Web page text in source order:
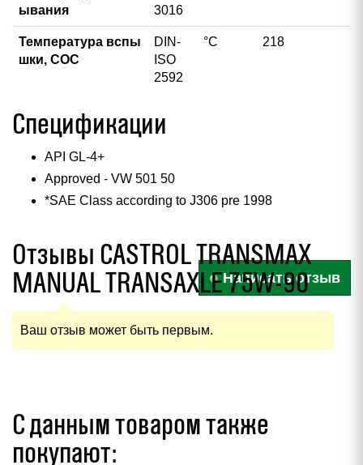
ывания
3016
Температура вспы
шки, СОС
DIN-
ISO
2592
°С 218
Спецификации
API GL-4+
Approved - VW 501 50
*SAE Class according to J306 pre 1998
Отзывы CASTROL TRANSMAX
MANUAL TRANSAXLE 75W-90
Написать отзыв
Ваш отзыв может быть первым.
С данным товаром также
покупают: